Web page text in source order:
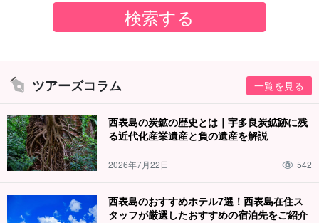
ツアーズコラム 一覧を見る
西表島の炭鉱の歴史とは｜宇多良炭鉱跡に残
る近代化産業遺産と負の遺産を解説
2026年7月22日 542
西表島のおすすめホテル7選！西表島在住ス
タッフが厳選したおすすめの宿泊先をご紹介